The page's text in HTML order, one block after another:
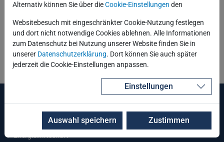
Zurück
Leistungen und Services
Schulungszentrum
Energiewirtschaft
Alternativ können Sie über dieCookie-Einstellungen den
Websitebesuch mit eingeschränkter Cookie-Nutzung festlegen
und dort nicht notwendige Cookies ablehnen. Alle Informationen
zum Datenschutz bei Nutzung unserer Website finden Sie in
unserer Datenschutzerklärung. Dort können Sie auch später
jederzeit die Cookie-Einstellungen anpassen.
Einstellungen
Auswahl speichern Zustimmen